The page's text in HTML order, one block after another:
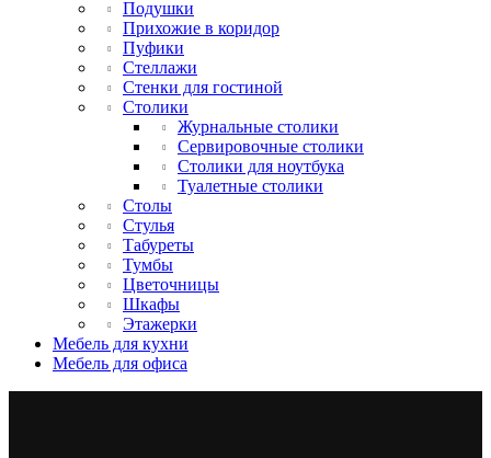
Подушки
Прихожие в коридор
Пуфики
Стеллажи
Стенки для гостиной
Столики
Журнальные столики
Сервировочные столики
Столики для ноутбука
Туалетные столики
Столы
Стулья
Табуреты
Тумбы
Цветочницы
Шкафы
Этажерки
Мебель для кухни
Мебель для офиса